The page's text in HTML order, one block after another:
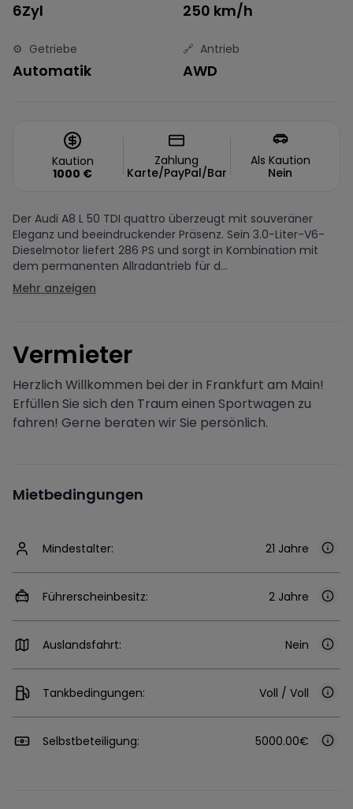
6Zyl 250 km/h
⚙️ Getriebe
Automatik
🔗 Antrieb
AWD
Kaution
1000 €
Zahlung
Karte/PayPal/Bar
Als Kaution
Nein
Der Audi A8 L 50 TDI quattro überzeugt mit souveräner
Eleganz und beeindruckender Präsenz. Sein 3.0-Liter-V6-
Dieselmotor liefert 286 PS und sorgt in Kombination mit
dem permanenten Allradantrieb für d...
Mehr anzeigen
Vermieter
Herzlich Willkommen bei der in Frankfurt am Main!
Erfüllen Sie sich den Traum einen Sportwagen zu
fahren! Gerne beraten wir Sie persönlich.
Mietbedingungen
Mindestalter: 21 Jahre
Führerscheinbesitz: 2 Jahre
Auslandsfahrt: Nein
Tankbedingungen: Voll / Voll
Selbstbeteiligung: 5000.00€